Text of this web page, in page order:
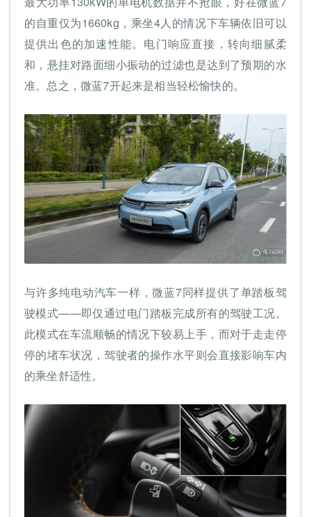
的自重仅为1660kg，乘坐4人的情况下车辆依旧可以
提供出色的加速性能。电门响应直接，转向细腻柔
和，悬挂对路面细小振动的过滤也是达到了预期的水
准。总之，微蓝7开起来是相当轻松愉快的。
与许多纯电动汽车一样，微蓝7同样提供了单踏板驾
驶模式——即仅通过电门踏板完成所有的驾驶工况。
此模式在车流顺畅的情况下较易上手，而对于走走停
停的堵车状况，驾驶者的操作水平则会直接影响车内
的乘坐舒适性。